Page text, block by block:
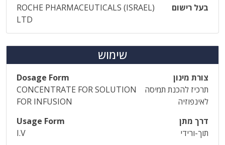
בעל רישום
ROCHE PHARMACEUTICALS (ISRAEL)
LTD
שימוש
צורת מינון
Dosage Form
תרכיז להכנת תמיסה
לאינפוזיה
CONCENTRATE FOR SOLUTION
FOR INFUSION
דרך מתן
Usage Form
תוך-ורידי
I.V